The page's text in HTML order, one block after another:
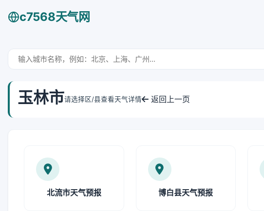
c7568天气网
玉林市请选择区/县查看天气详情 返回上一页
北流市天气预报 博白县天气预报